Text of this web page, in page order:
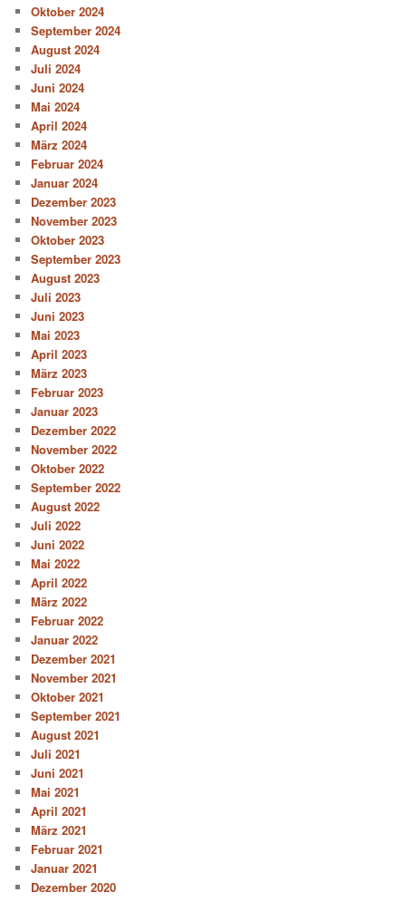
Oktober 2024
September 2024
August 2024
Juli 2024
Juni 2024
Mai 2024
April 2024
März 2024
Februar 2024
Januar 2024
Dezember 2023
November 2023
Oktober 2023
September 2023
August 2023
Juli 2023
Juni 2023
Mai 2023
April 2023
März 2023
Februar 2023
Januar 2023
Dezember 2022
November 2022
Oktober 2022
September 2022
August 2022
Juli 2022
Juni 2022
Mai 2022
April 2022
März 2022
Februar 2022
Januar 2022
Dezember 2021
November 2021
Oktober 2021
September 2021
August 2021
Juli 2021
Juni 2021
Mai 2021
April 2021
März 2021
Februar 2021
Januar 2021
Dezember 2020